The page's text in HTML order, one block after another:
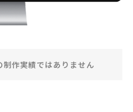
作実績ではありません